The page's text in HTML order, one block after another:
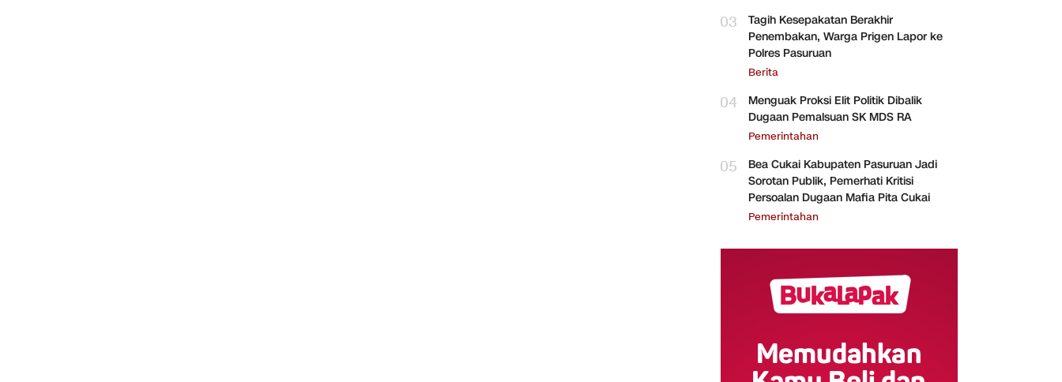
03
Tagih Kesepakatan Berakhir
Penembakan, Warga Prigen Lapor ke
Polres Pasuruan
Berita
04
Menguak Proksi Elit Politik Dibalik
Dugaan Pemalsuan SK MDS RA
Pemerintahan
05
Bea Cukai Kabupaten Pasuruan Jadi
Sorotan Publik, Pemerhati Kritisi
Persoalan Dugaan Mafia Pita Cukai
Pemerintahan